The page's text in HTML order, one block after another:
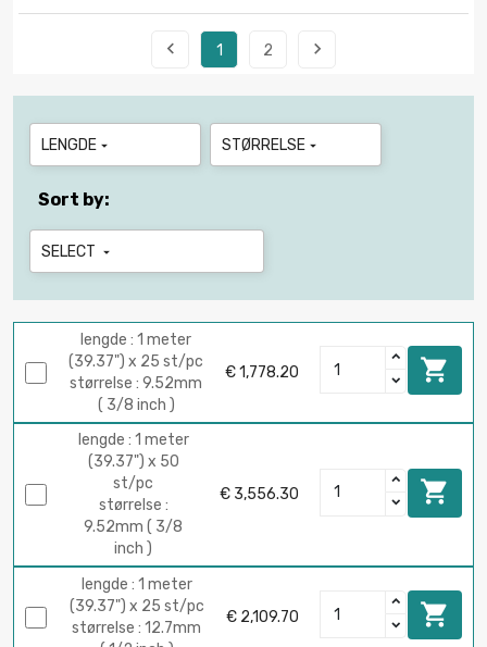
 1 2 
LENGDE  STØRRELSE 
Sort by:
SELECT 
lengde : 1 meter
(39.37") x 25 st/pc
størrelse : 9.52mm
( 3/8 inch )
€ 1,778.20 
lengde : 1 meter
(39.37") x 50
st/pc
størrelse :
9.52mm ( 3/8
inch )
€ 3,556.30 
lengde : 1 meter
(39.37") x 25 st/pc
størrelse : 12.7mm
€ 2,109.70 